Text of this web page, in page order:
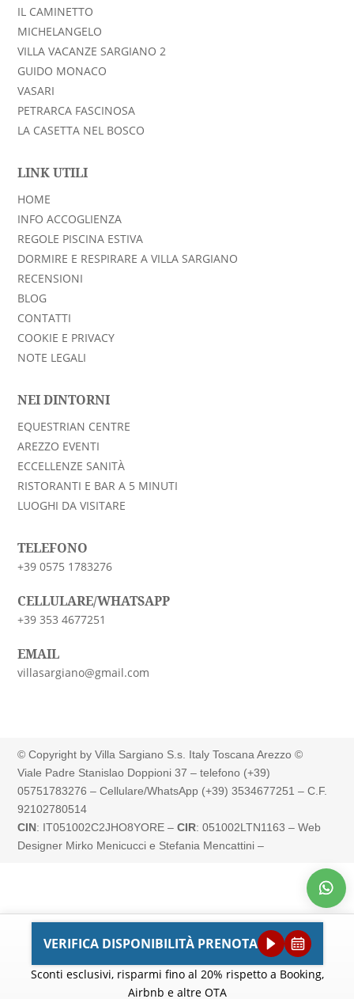
VERIFICA DISPONIBILITÀ PRENOTA
Sconti esclusivi, risparmi fino al 20% rispetto a Booking,
Airbnb e altre OTA
IL CAMINETTO
MICHELANGELO
VILLA VACANZE SARGIANO 2
GUIDO MONACO
VASARI
PETRARCA FASCINOSA
LA CASETTA NEL BOSCO
LINK UTILI
HOME
INFO ACCOGLIENZA
REGOLE PISCINA ESTIVA
DORMIRE E RESPIRARE A VILLA SARGIANO
RECENSIONI
BLOG
CONTATTI
COOKIE E PRIVACY
NOTE LEGALI
NEI DINTORNI
EQUESTRIAN CENTRE
AREZZO EVENTI
ECCELLENZE SANITÀ
RISTORANTI E BAR A 5 MINUTI
LUOGHI DA VISITARE
TELEFONO
+39 0575 1783276
CELLULARE/WHATSAPP
+39 353 4677251
EMAIL
villasargiano@gmail.com
© Copyright by Villa Sargiano S.s. Italy Toscana Arezzo ©
Viale Padre Stanislao Doppioni 37 – telefono (+39)
05751783276 – Cellulare/WhatsApp (+39) 3534677251 – C.F.
92102780514
CIN: IT051002C2JHO8YORE–CIR:051002LTN1163– Web
Designer Mirko Menicucci e Stefania Mencattini –